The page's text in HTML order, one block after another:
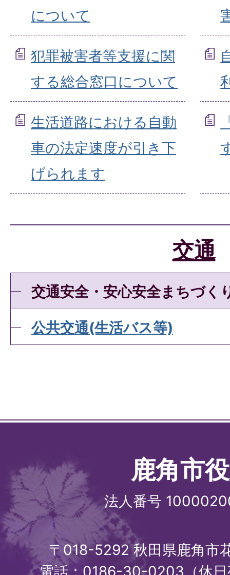
について
犯罪被害者等支援に関
する総合窓口について
生活道路における自動
車の法定速度が引き下
げられます
交通
交通安全・安心安全まちづく
公共交通(生活バス等)
鹿角市
法人番号
〒018-5292 秋田県鹿角市
電話：0186-30-0203（休